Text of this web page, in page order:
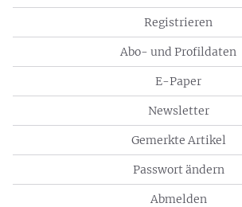
Registrieren
Abo- und Profildaten
E-Paper
Newsletter
Gemerkte Artikel
Passwort ändern
Abmelden